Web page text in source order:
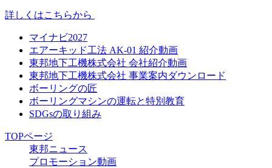
詳しくはこちらから
マイナビ2027
エアーキッド工法 AK-01 紹介動画
東邦地下工機株式会社 会社紹介動画
東邦地下工機株式会社 事業案内ダウンロード
ボーリングの匠
ボーリングマシンの運転と特別教育
SDGsの取り組み
TOPページ
東邦ニュース
プロモーション動画